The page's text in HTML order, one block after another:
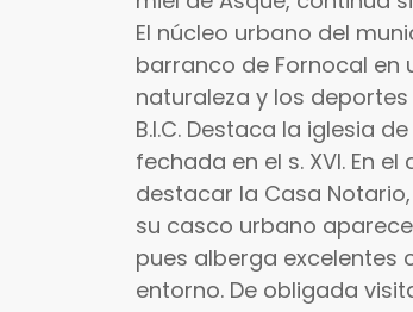
El núcleo urbano del
barranco de Fornocal
naturaleza y los
B.I.C. Destaca la iglesia
fechada en el s. XVI. En
destacar la Casa
su casco urbano
pues alberga excelentes
entorno. De obligada